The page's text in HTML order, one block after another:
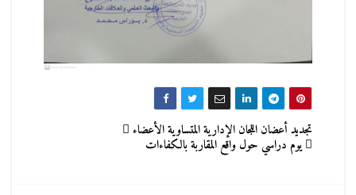
تصفّح
المقالات
تجديد أعضان اللجان الإدارية المتساوية الأعضاء
يوم دراسي حول واقع المقاربة بالكفاءات